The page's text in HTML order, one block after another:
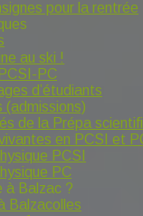
pour la rentrée
au ski !
PC
d’étudiants
(admissions)
de la Prépa
vivantes en PCSI et
PCSI
PC
à Balzac ?
Balzacolles